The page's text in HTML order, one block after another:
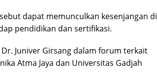
dapat memunculkan kesenjangan di
pendidikan dan sertifikasi.
Juniver Girsang dalam forum terkait
Atma Jaya dan Universitas Gadjah